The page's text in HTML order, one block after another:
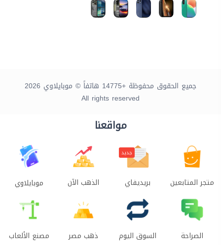
جميع الحقوق محفوظة +14775 هاتفاً © موبايلاوي 2026
All rights reserved